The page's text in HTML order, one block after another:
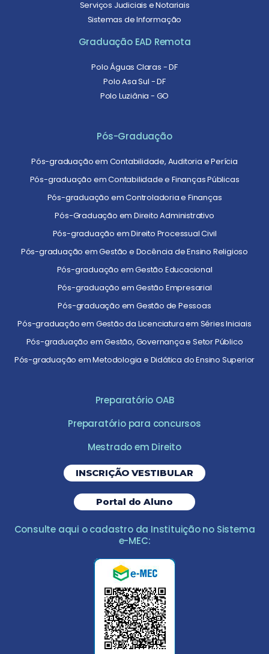
Serviços Judiciais e Notariais
Sistemas de Informação
Graduação EAD Remota
Polo Águas Claras - DF
Polo Asa Sul - DF
Polo Luziânia - GO
Pós-Graduação
Pós-graduação em Contabilidade, Auditoria e Perícia
Pós-graduação em Contabilidade e Finanças Públicas
Pós-graduação em Controladoria e Finanças
Pós-Graduação em Direito Administrativo
Pós-graduação em Direito Processual Civil
Pós-graduação em Gestão e Docência de Ensino Religioso
Pós-graduação em Gestão Educacional
Pós-graduação em Gestão Empresarial
Pós-graduação em Gestão de Pessoas
Pós-graduação em Gestão da Licenciatura em Séries Iniciais
Pós-graduação em Gestão, Governança e Setor Público
Pós-graduação em Metodologia e Didática do Ensino Superior
Preparatório OAB
Preparatório para concursos
Mestrado em Direito
INSCRIÇÃO VESTIBULAR
Portal do Aluno
Consulte aqui o cadastro da Instituição no Sistema
e-MEC: